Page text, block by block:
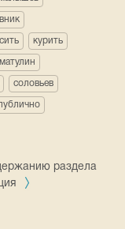
курить
соловьев
раздела